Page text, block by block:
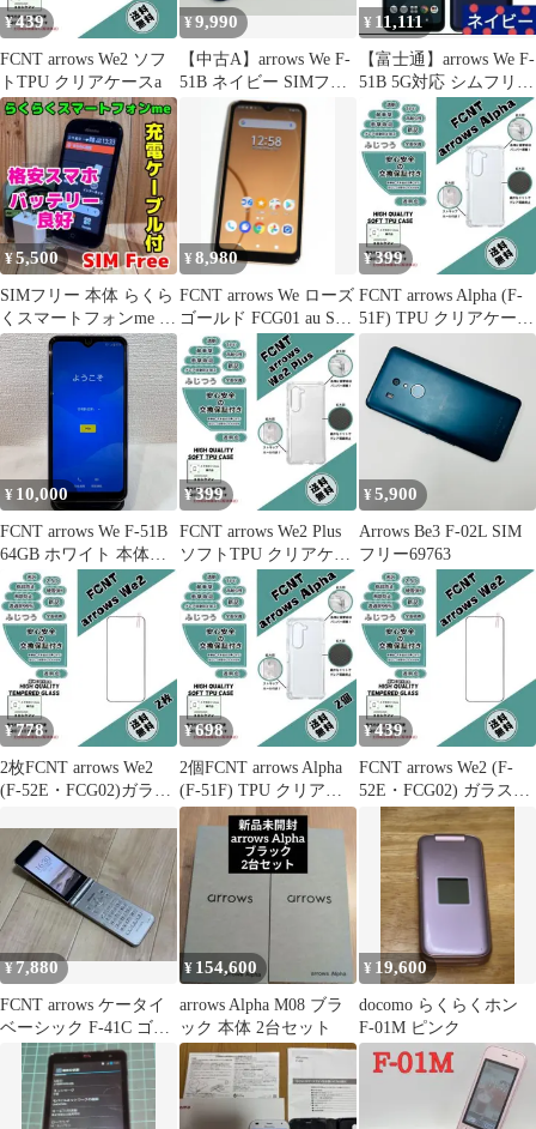
¥439
FCNT arrows We2 ソフ
トTPU クリアケースa
¥9,990
【中古A】arrows We F-
51B ネイビー SIMフリ
ー 白ロム
¥ 11,111
【富士通】arrows We F-
51B 5G対応 シムフリー
ネイビー 64G
¥5,500
SIMフリー 本体 らくら
くスマートフォンme 32
GB 121F ブラック
¥8,980
FCNT arrows We ローズ
ゴールド FCG01 au SIM
フリー
¥399
FCNT arrows Alpha (F-
51F) TPU クリアケース
¥ 10,000
FCNT arrows We F-51B
64GB ホワイト 本体の
み IMEI〇 美品 動作確
認済み/No.420
¥399
FCNT arrows We2 Plus
ソフトTPU クリアケー
スb
¥5,900
Arrows Be3 F-02L SIM
フリー69763
¥778
2枚FCNT arrows We2
(F-52E・FCG02)ガラス
¥698
2個FCNT arrows Alpha
(F-51F) TPU クリアケ
ースd
¥439
FCNT arrows We2 (F-
52E・FCG02) ガラスフ
ィルム黒a
¥7,880
FCNT arrows ケータイ
ベーシック F-41C ゴー
ルド SIMフリー
¥ 154,600
arrows Alpha M08 ブラ
ック 本体 2台セット
¥ 19,600
docomo らくらくホン
F-01M ピンク